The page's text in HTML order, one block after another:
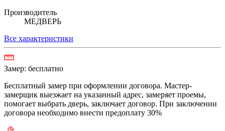
Производитель
МЕДВЕРЬ
Все характеристики
Замер: бесплатно
Бесплатный замер при оформлении договора. Мастер-
замерщик выезжает на указанный адрес, замеряет проемы,
помогает выбрать дверь, заключает договор. При заключении
договора необходимо внести предоплату 30%